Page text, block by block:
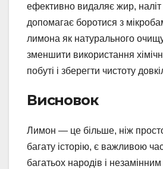
ефективно видаляє жир, наліт
допомагає боротися з
лимона як натурального
зменшити використання
побуті і зберегти чистоту
Висновок
Лимон — це більше, ніж
багату історію, є важливою
багатьох народів і незамінним